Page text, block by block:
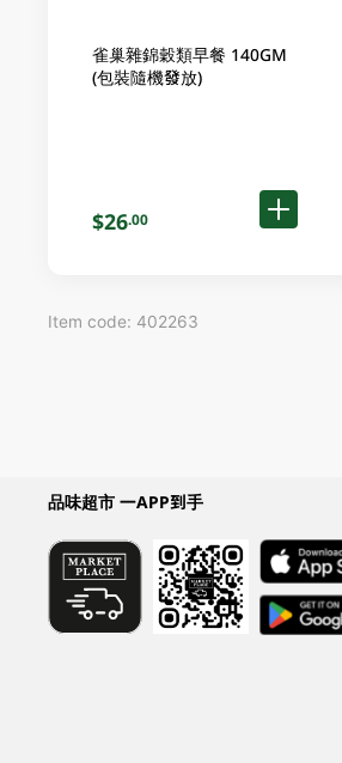
雀巢雜錦穀類早餐 140GM
(包裝隨機發放)
$26.00
Item code: 402263
品味超市 一APP到手